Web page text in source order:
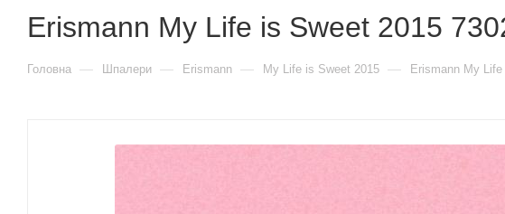
Erismann My Life is Sweet 2015
Головна — Шпалери — Erismann — My Life is Sweet 2015 — Erismann My